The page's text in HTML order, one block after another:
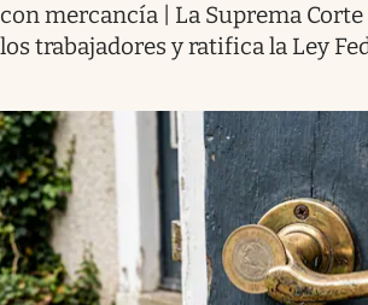
con mercancía | La Suprema
los trabajadores y ratifica la Ley